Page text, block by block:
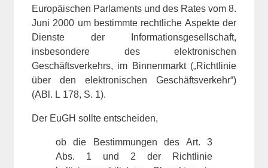
Europäischen Parlaments und des Rates vom 8.
Juni 2000 um bestimmte rechtliche Aspekte der
Dienste der Informationsgesellschaft,
insbesondere des elektronischen
Geschäftsverkehrs, im Binnenmarkt („Richtlinie
über den elektronischen Geschäftsverkehr“)
(ABl. L 178, S. 1).
Der EuGH sollte entscheiden,
ob die Bestimmungen des Art. 3
Abs. 1 und 2 der Richtlinie